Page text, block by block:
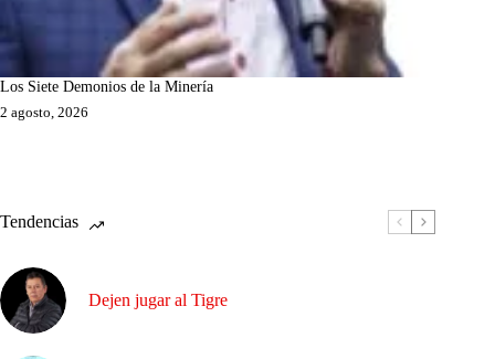
Los Siete Demonios de la Minería
2 agosto, 2026
Tendencias
Dejen jugar al Tigre